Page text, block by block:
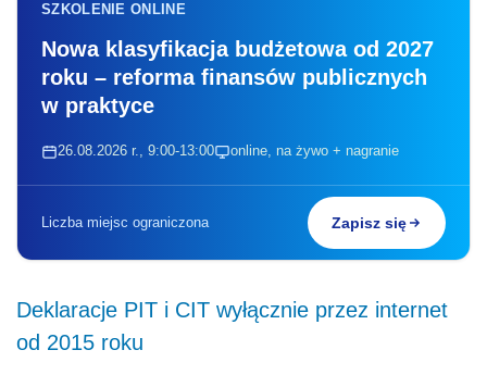
SZKOLENIE ONLINE
Nowa klasyfikacja budżetowa od 2027
roku – reforma finansów publicznych
w praktyce
26.08.2026 r., 9:00-13:00 online, na żywo + nagranie
Liczba miejsc ograniczona Zapisz się
Deklaracje PIT i CIT wyłącznie przez internet
od 2015 roku